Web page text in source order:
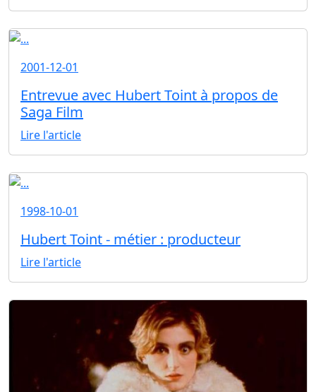
2001-12-01
Entrevue avec Hubert Toint à propos de
Saga Film
Lire l'article
1998-10-01
Hubert Toint - métier : producteur
Lire l'article